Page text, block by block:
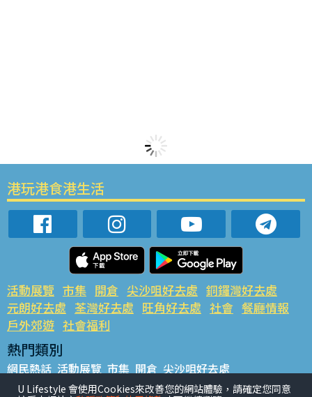
港玩港食港生活
活動展覽 市集 開倉 尖沙咀好去處 銅鑼灣好去處
元朗好去處 荃灣好去處 旺角好去處 社會 餐廳情報
戶外郊遊 社會福利
熱門類別
網民熱話 活動展覽 市集 開倉 尖沙咀好去處
銅鑼灣好去處 元朗好去處 荃灣好去處 旺角好去處 社會
U Lifestyle 會使用Cookies來改善您的網站體驗，請確定您同意